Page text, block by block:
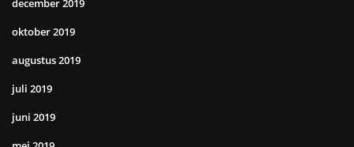
december 2019
oktober 2019
augustus 2019
juli 2019
juni 2019